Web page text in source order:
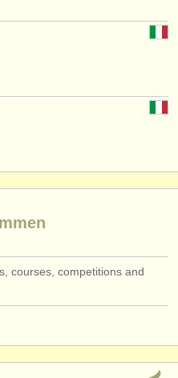
courses, competitions and